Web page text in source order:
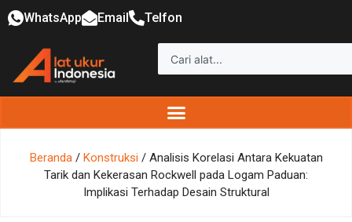
WhatsApp Email Telfon
Beranda/ Konstruksi / Analisis Korelasi Antara Kekuatan
Tarik dan Kekerasan Rockwell pada Logam Paduan:
Implikasi Terhadap Desain Struktural